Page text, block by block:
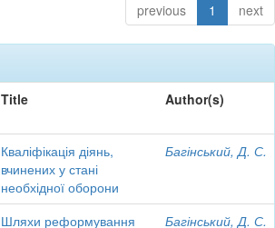
previous 1 next
Title Author(s)
Кваліфікація діянь,
вчинених у стані
необхідної оборони
Багінський, Д. С.
Шляхи реформування
Багінський, Д. С.